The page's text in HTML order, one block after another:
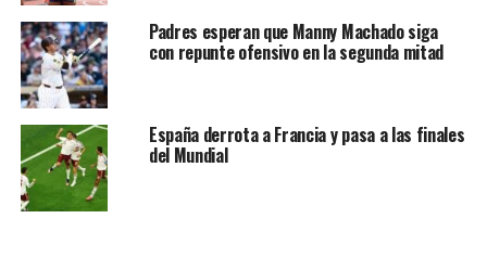
Padres esperan que Manny Machado siga
con repunte ofensivo en la segunda mitad
España derrota a Francia y pasa a las finales
del Mundial